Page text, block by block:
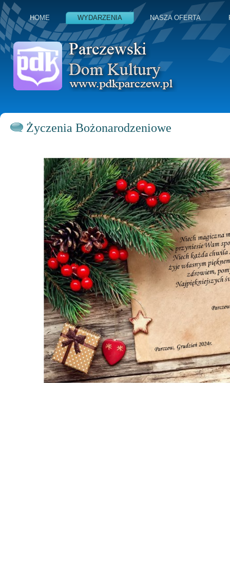
HOME WYDARZENIA NASZA OFERTA
Życzenia Bożonarodzeniowe